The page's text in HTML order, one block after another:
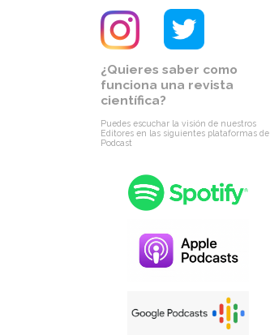
¿Quieres saber como
funciona una revista
científica?
Puedes escuchar la visión de nuestros
Editores en las siguientes plataformas de
Podcast